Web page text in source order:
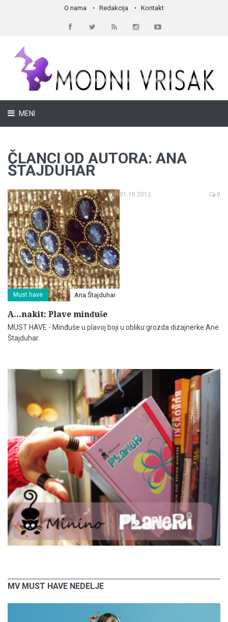
O nama Redakcija Kontakt
MENI
ČLANCI OD AUTORA: ANA
ŠTAJDUHAR
Must have Ana Štajduhar
01.10.2012 0
A...nakit: Plave minđuše
MUST HAVE - Minđuše u plavoj boji u obliku grozda dizajnerke Ane
Štajduhar.
MV MUST HAVE NEDELJE